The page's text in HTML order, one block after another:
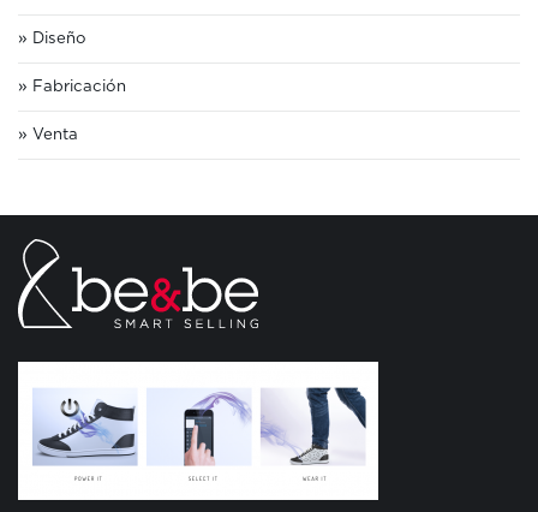
Diseño
Fabricación
Venta